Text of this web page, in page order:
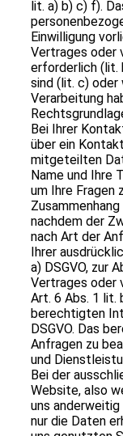
lit. a) b) c) f).
Einwilligung
Vertrages oder
erforderlich (lit.
sind (lit. c)
Verarbeitung
Bei Ihrer
über ein
mitgeteilten
Name und Ihre
um Ihre Fragen
nachdem der
nach Art der
Ihrer
a) DSGVO, zur
Vertrages oder
Art. 6 Abs. 1 lit.
berechtigten
DSGVO. Das
Anfragen zu
und
Bei der
Website, also
uns
nur die Daten